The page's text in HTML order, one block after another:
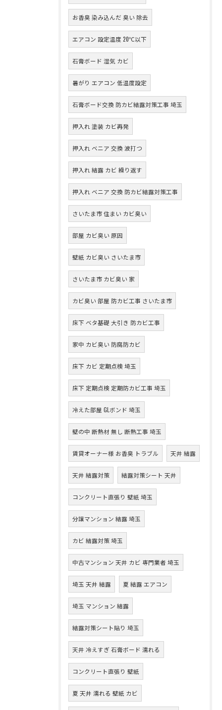
お香臭 染み込んだ 臭い 除去
エアコン 設定温度 20℃以下
石膏ボード 湿気 カビ
暑がり エアコン 低温度設定
石膏ボード交換 防カビ結露対策工事 埼玉
押入れ 塗装 カビ再発
押入れ ベニア 交換 波打つ
押入れ 結露 カビ 繰り返す
押入れ ベニア 交換 防カビ結露対策工事
さいたま市 住まい カビ臭い
部屋 カビ臭い 原因
壁紙 カビ臭い さいたま市
さいたま市 カビ臭い 家
カビ臭い 部屋 防カビ工事 さいたま市
床下 ベタ基礎 大引き 防カビ工事
家中 カビ臭い 防腐防カビ
床下 カビ 定期点検 埼玉
床下 定期点検 定期防カビ工事 埼玉
冷えた部屋 GLボンド 埼玉
壁の中 断熱材 無し 断熱工事 埼玉
賃貸オーナー様 お香臭 トラブル 天井 結露
天井 結露対策 結露対策シート 天井
コンクリート直張り 壁紙 埼玉
分譲マンション 結露 埼玉
カビ 結露対策 埼玉
中古マンション 天井 カビ 専門業者 埼玉
埼玉 天井 結露 夏 結露 エアコン
埼玉 マンション 結露
結露対策シート貼り 埼玉
天井 冷えすぎ 石膏ボード 濡れる
コンクリート直張り 壁紙
夏 天井 濡れる 壁紙 カビ